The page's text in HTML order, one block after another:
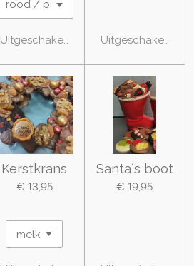
Uitgeschakeld Uitgeschakeld
Kerstkrans
€ 13,95
Santa´s boot
€ 19,95